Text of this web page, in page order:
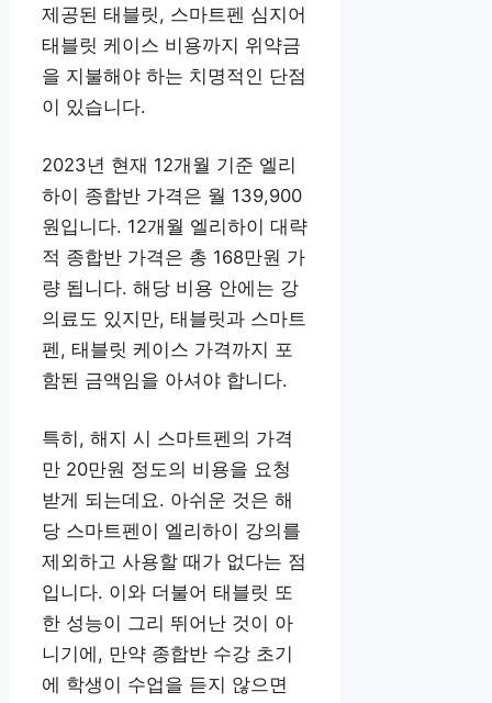
제공된 태블릿, 스마트펜 심지어
태블릿 케이스 비용까지 위약금
을 지불해야 하는 치명적인 단점
이 있습니다.
2023년 현재 12개월 기준 엘리
하이 종합반 가격은 월 139,900
원입니다. 12개월 엘리하이 대략
적 종합반 가격은 총 168만원 가
량 됩니다. 해당 비용 안에는 강
의료도 있지만, 태블릿과 스마트
펜, 태블릿 케이스 가격까지 포
함된 금액임을 아셔야 합니다.
특히, 해지 시 스마트펜의 가격
만 20만원 정도의 비용을 요청
받게 되는데요. 아쉬운 것은 해
당 스마트펜이 엘리하이 강의를
제외하고 사용할 때가 없다는 점
입니다. 이와 더불어 태블릿 또
한 성능이 그리 뛰어난 것이 아
니기에, 만약 종합반 수강 초기
에 학생이 수업을 듣지 않으면